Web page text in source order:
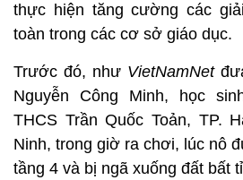
thực hiện tăng cường các
toàn trong các cơ sở giáo dục.
Trước đó, như VietNamNet
Nguyễn Công Minh, học
THCS Trần Quốc Toản, TP.
Ninh, trong giờ ra chơi, lúc nô
tầng 4 và bị ngã xuống đất bất